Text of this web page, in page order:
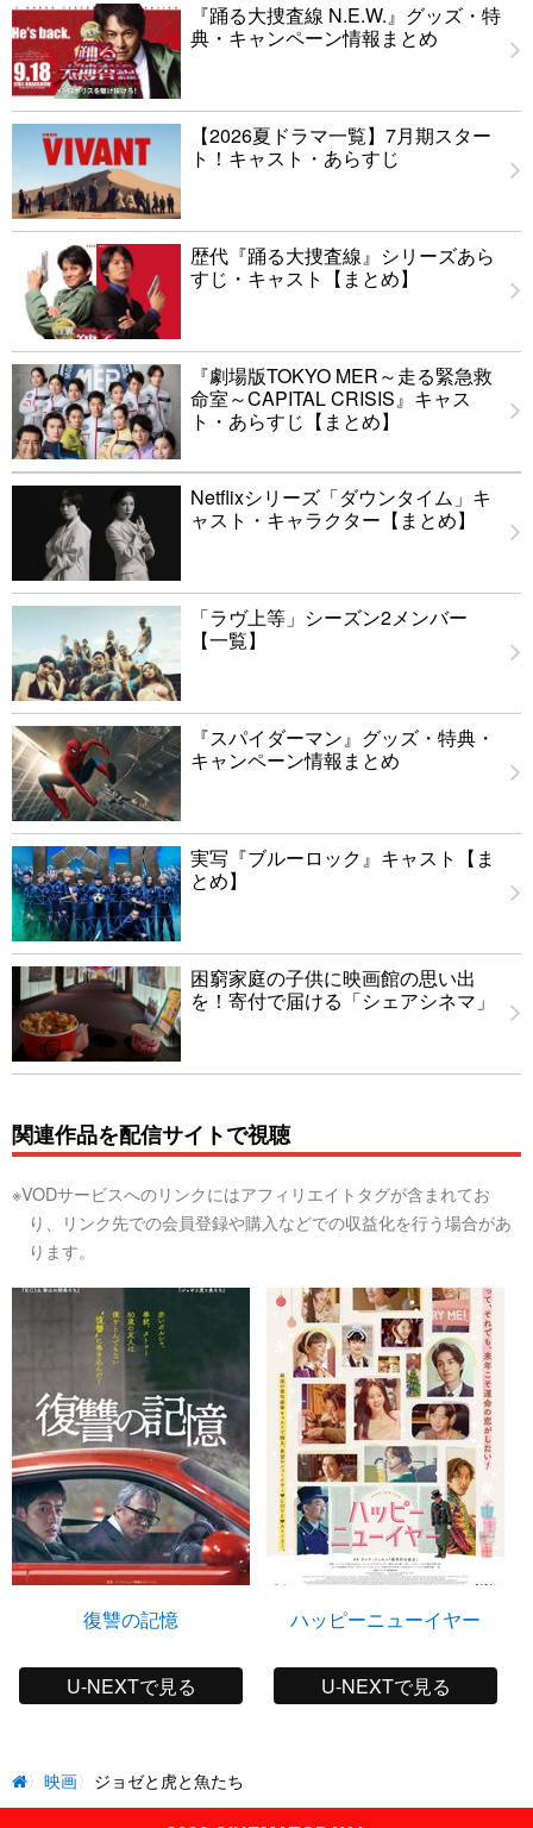
『踊る大捜査線 N.E.W.』グッズ・特
典・キャンペーン情報まとめ
【2026夏ドラマ一覧】7月期スター
ト！キャスト・あらすじ
歴代『踊る大捜査線』シリーズあら
すじ・キャスト【まとめ】
『劇場版TOKYO MER～走る緊急救
命室～CAPITAL CRISIS』キャス
ト・あらすじ【まとめ】
Netflixシリーズ「ダウンタイム」キ
ャスト・キャラクター【まとめ】
「ラヴ上等」シーズン2メンバー
【一覧】
『スパイダーマン』グッズ・特典・
キャンペーン情報まとめ
実写『ブルーロック』キャスト【ま
とめ】
困窮家庭の子供に映画館の思い出
を！寄付で届ける「シェアシネマ」
関連作品を配信サイトで視聴
※VODサービスへのリンクにはアフィリエイトタグが含まれてお
り、リンク先での会員登録や購入などでの収益化を行う場合があ
ります。
復讐の記憶
U-NEXTで見る
ハッピーニューイヤー
U-NEXTで見る
映画 ジョゼと虎と魚たち